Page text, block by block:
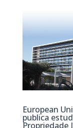
European
publica